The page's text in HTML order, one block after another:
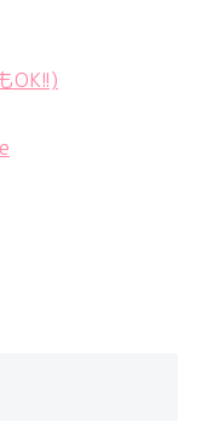
OK!!)